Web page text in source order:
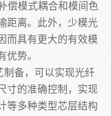
偿模式耦合和模间色
距离。此外，少模光
而具有更大的有效模
势。
制备，可以实现光纤
寸的准确控制，实现
等多种类型芯层结构